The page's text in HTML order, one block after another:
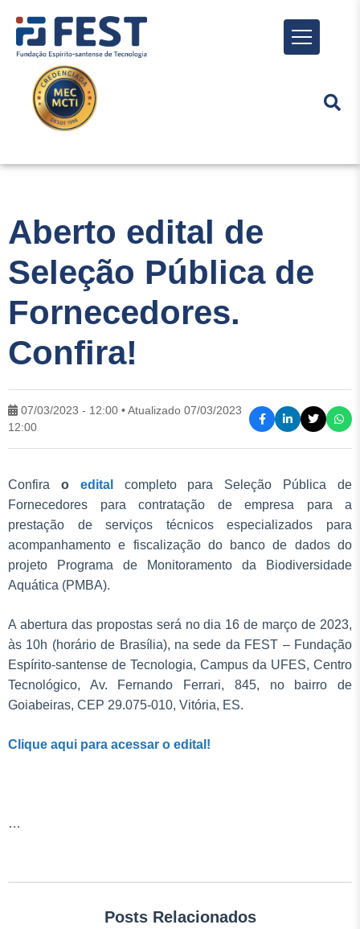
Menu
Aberto edital de
Seleção Pública de
Fornecedores.
Confira!
07/03/2023 - 12:00 • Atualizado 07/03/2023
12:00
Confira o edital
completo para Seleção Pública de
Fornecedores para contratação de empresa para a
prestação de serviços técnicos especializados para
acompanhamento e fiscalização do banco de dados do
projeto Programa de Monitoramento da Biodiversidade
Aquática (PMBA).
A abertura das propostas será no dia 16 de março de 2023,
às 10h (horário de Brasília), na sede da FEST – Fundação
Espírito-santense de Tecnologia, Campus da UFES, Centro
Tecnológico, Av. Fernando Ferrari, 845, no bairro de
Goiabeiras, CEP 29.075-010, Vitória, ES.
Clique aqui para acessar o edital!
…
Posts Relacionados